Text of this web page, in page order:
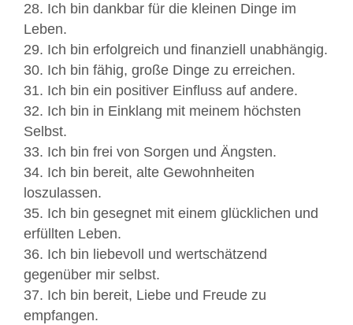
28. Ich bin dankbar für die kleinen Dinge im
Leben.
29. Ich bin erfolgreich und finanziell unabhängig.
30. Ich bin fähig, große Dinge zu erreichen.
31. Ich bin ein positiver Einfluss auf andere.
32. Ich bin in Einklang mit meinem höchsten
Selbst.
33. Ich bin frei von Sorgen und Ängsten.
34. Ich bin bereit, alte Gewohnheiten
loszulassen.
35. Ich bin gesegnet mit einem glücklichen und
erfüllten Leben.
36. Ich bin liebevoll und wertschätzend
gegenüber mir selbst.
37. Ich bin bereit, Liebe und Freude zu
empfangen.